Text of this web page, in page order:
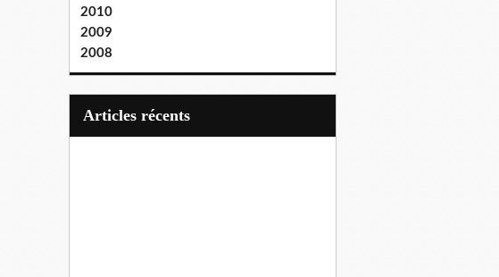
2010
2009
2008
articles récents